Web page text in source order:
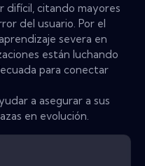
citando mayores
del usuario. Por el
severa en
están luchando
para conectar
a asegurar a sus
en evolución.